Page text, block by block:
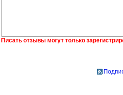
Писать отзывы могут только